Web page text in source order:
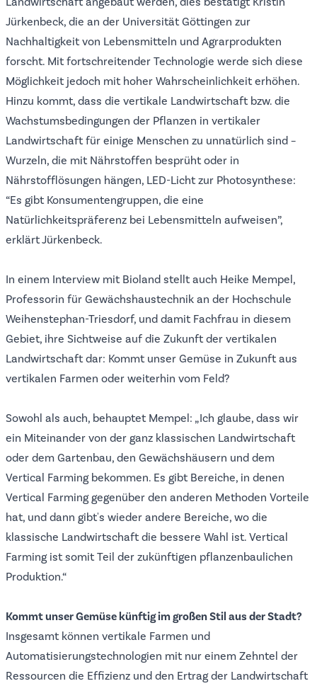
Jürkenbeck, die an der Universität Göttingen zur
Nachhaltigkeit von Lebensmitteln und Agrarprodukten
forscht. Mit fortschreitender Technologie werde sich diese
Möglichkeit jedoch mit hoher Wahrscheinlichkeit erhöhen.
Hinzu kommt, dass die vertikale Landwirtschaft bzw. die
Wachstumsbedingungen der Pflanzen in vertikaler
Landwirtschaft für einige Menschen zu unnatürlich sind –
Wurzeln, die mit Nährstoffen besprüht oder in
Nährstofflösungen hängen, LED-Licht zur Photosynthese:
“Es gibt Konsumentengruppen, die eine
Natürlichkeitspräferenz bei Lebensmitteln aufweisen”,
erklärt Jürkenbeck.
In einem Interview mit Bioland stellt auch Heike Mempel,
Professorin für Gewächshaustechnik an der Hochschule
Weihenstephan-Triesdorf, und damit Fachfrau in diesem
Gebiet, ihre Sichtweise auf die Zukunft der vertikalen
Landwirtschaft dar: Kommt unser Gemüse in Zukunft aus
vertikalen Farmen oder weiterhin vom Feld?
Sowohl als auch, behauptet Mempel: „Ich glaube, dass wir
ein Miteinander von der ganz klassischen Landwirtschaft
oder dem Gartenbau, den Gewächshäusern und dem
Vertical Farming bekommen. Es gibt Bereiche, in denen
Vertical Farming gegenüber den anderen Methoden Vorteile
hat, und dann gibt's wieder andere Bereiche, wo die
klassische Landwirtschaft die bessere Wahl ist. Vertical
Farming ist somit Teil der zukünftigen pflanzenbaulichen
Produktion.“
Kommt unser Gemüse künftig im großen Stil aus der Stadt?
Insgesamt können vertikale Farmen und
Automatisierungstechnologien mit nur einem Zehntel der
Ressourcen die Effizienz und den Ertrag der Landwirtschaft